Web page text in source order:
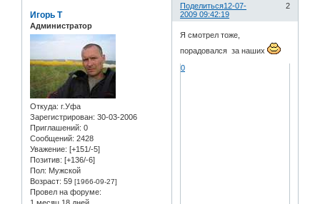
Поделиться 2
12-07-
2009 09:42:19
Игорь Т
Администратор
Откуда: г.Уфа
Зарегистрирован: 30-03-2006
Приглашений: 0
Сообщений: 2428
Уважение: [+151/-5]
Позитив: [+136/-6]
Пол: Мужской
Возраст: 59 [1966-09-27]
Провел на форуме:
Я смотрел тоже,
порадовался за наших
0